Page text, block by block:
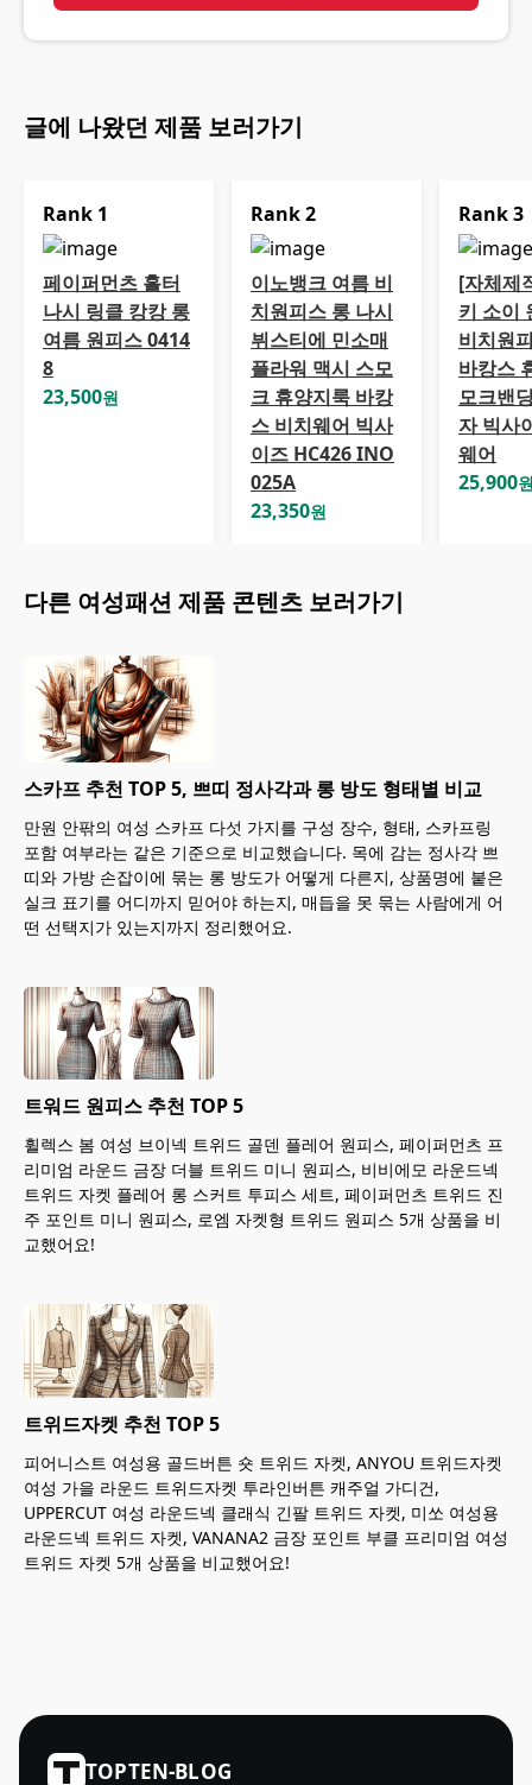
글에 나왔던 제품 보러가기
Rank 1
페이퍼먼츠 홀터
나시 링클 캉캉 롱
여름 원피스 0414
8
23,500원
Rank2
이노뱅크 여름 비
치원피스 롱 나시
뷔스티에 민소매
플라워 맥시 스모
크 휴양지룩 바캉
스 비치웨어 빅사
이즈 HC426 INO
025A
23,350원
Rank3
[자체제
키 소이
비치원
바캉스
모크밴
자 빅사
웨어
25,900
다른 여성패션 제품 콘텐츠 보러가기
스카프 추천 TOP 5, 쁘띠 정사각과 롱 방도 형태별 비교
만원 안팎의 여성 스카프 다섯 가지를 구성 장수, 형태, 스카프링
포함 여부라는 같은 기준으로 비교했습니다. 목에 감는 정사각 쁘
띠와 가방 손잡이에 묶는 롱 방도가 어떻게 다른지, 상품명에 붙은
실크 표기를 어디까지 믿어야 하는지, 매듭을 못 묶는 사람에게 어
떤 선택지가 있는지까지 정리했어요.
트워드 원피스 추천 TOP 5
휠렉스 봄 여성 브이넥 트위드 골덴 플레어 원피스, 페이퍼먼츠 프
리미엄 라운드 금장 더블 트위드 미니 원피스, 비비에모 라운드넥
트위드 자켓 플레어 롱 스커트 투피스 세트, 페이퍼먼츠 트위드 진
주 포인트 미니 원피스, 로엠 자켓형 트위드 원피스 5개 상품을 비
교했어요!
트위드자켓 추천 TOP 5
피어니스트 여성용 골드버튼 숏 트위드 자켓, ANYOU 트위드자켓
여성 가을 라운드 트위드자켓 투라인버튼 캐주얼 가디건,
UPPERCUT 여성 라운드넥 클래식 긴팔 트위드 자켓, 미쏘 여성용
라운드넥 트위드 자켓, VANANA2 금장 포인트 부클 프리미엄 여성
트위드 자켓 5개 상품을 비교했어요!
TOPTEN-BLOG